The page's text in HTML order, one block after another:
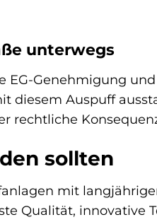
unterwegs
EG-Genehmigung
diesem Auspuff
rechtliche
sollten
mit
Qualität, innovative